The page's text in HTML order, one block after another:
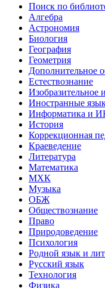
Поиск по
Алгебра
Астрономия
Биология
География
Геометрия
Дополнительное
Естествознание
Изобразительное
Иностранные
Информатика и
История
Коррекционная
Краеведение
Литература
Математика
МХК
Музыка
ОБЖ
Обществознание
Право
Природоведение
Психология
Родной язык и
Русский язык
Технология
Физика